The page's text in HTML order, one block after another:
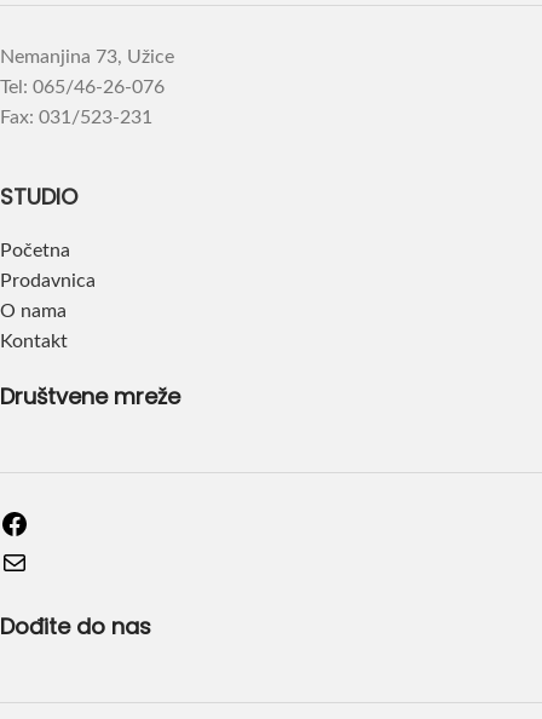
Nemanjina 73, Užice
Tel: 065/46-26-076
Fax: 031/523-231
STUDIO
Početna
Prodavnica
O nama
Kontakt
Društvene mreže
Dođite do nas